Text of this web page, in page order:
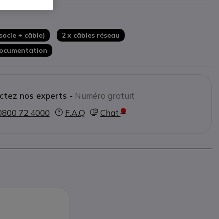
(conforme RGPD)
via serveurs
+ câble)
2 x câbles réseau
nos experts - Numéro gratuit
72 4000
F.A.Q Chat